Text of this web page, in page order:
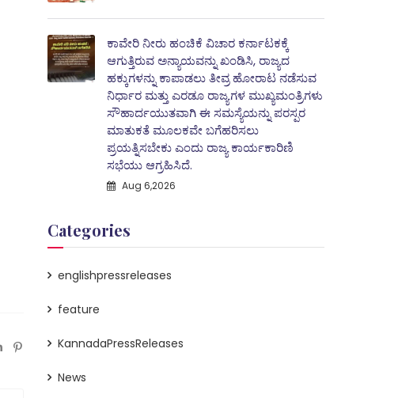
ಕಾವೇರಿ ನೀರು ಹಂಚಿಕೆ ವಿಚಾರ ಕರ್ನಾಟಕಕ್ಕೆ
ಆಗುತ್ತಿರುವ ಅನ್ಯಾಯವನ್ನು ಖಂಡಿಸಿ, ರಾಜ್ಯದ
ಹಕ್ಕುಗಳನ್ನು ಕಾಪಾಡಲು ತೀವ್ರ ಹೋರಾಟ ನಡೆಸುವ
ನಿರ್ಧಾರ ಮತ್ತು ಎರಡೂ ರಾಜ್ಯಗಳ ಮುಖ್ಯಮಂತ್ರಿಗಳು
ಸೌಹಾರ್ದಯುತವಾಗಿ ಈ ಸಮಸ್ಯೆಯನ್ನು ಪರಸ್ಪರ
ಮಾತುಕತೆ ಮೂಲಕವೇ ಬಗೆಹರಿಸಲು
ಪ್ರಯತ್ನಿಸಬೇಕು ಎಂದು ರಾಜ್ಯ ಕಾರ್ಯಕಾರಿಣಿ
ಸಭೆಯು ಆಗ್ರಹಿಸಿದೆ.
Aug 6,2026
Categories
englishpressreleases
feature
KannadaPressReleases
News